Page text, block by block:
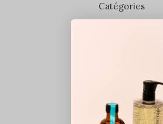
Catégories
Soins du visage
Maquillage